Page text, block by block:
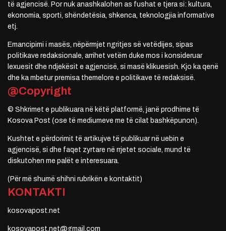
të agjencisë. Por nuk anashkalohen as fushat e tjera si: kultura,
ekonomia, sporti, shëndetësia, shkenca, teknologjia informative
etj.
Emancipimi i masës, nëpërmjet ngritjes së vetëdijes, sipas
politikave redaksionale, arrihet vetëm duke mos i konsideruar
lexuesit dhe ndjekësit e agjencisë, si masë klikuesish. Kjo ka qenë
dhe ka mbetur premisa themelore e politikave të redaksisë.
@Copyright
© Shkrimet e publikuara në këtë platformë, janë prodhime të
Kosova Post (ose të mediumeve me të cilat bashkëpunon).
Kushtet e përdorimit të artikujve të publikuar në uebin e
agjencisë, si dhe faqet zyrtare në rrjetet sociale, mund të
diskutohen me palët e interesuara.
(Për më shumë shihni rubrikën e kontaktit)
KONTAKTI
kosovapost.net
kosovapost.net@gmail.com